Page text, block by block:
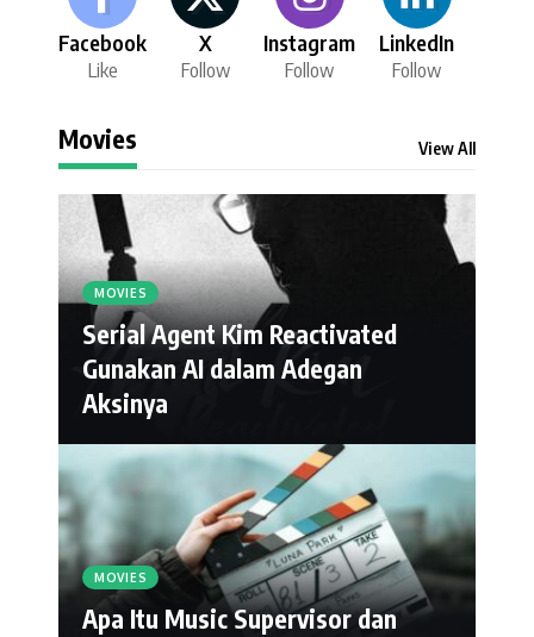
Facebook
Like
X
Follow
Instagram
Follow
LinkedIn
Follow
Movies View All
MOVIES
Serial Agent Kim Reactivated
Gunakan AI dalam Adegan
Aksinya
MOVIES
Apa Itu Music Supervisor dan